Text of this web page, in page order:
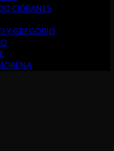
CIDRANES
Y GREGORIO